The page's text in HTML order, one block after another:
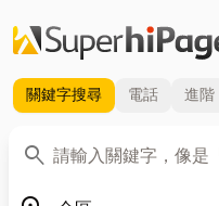
關鍵字搜尋 電話 進階
search
關鍵字
地區